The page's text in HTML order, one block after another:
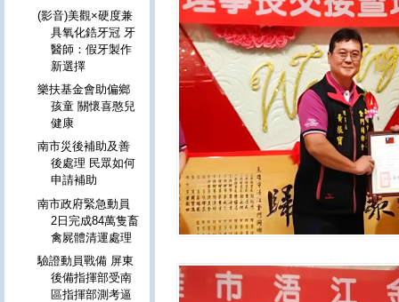
(影音)美觀×硬度兼
具氧化鋯牙冠 牙
醫師：假牙製作
新選擇
樂扶基金會助偏鄉
孩童 關懷喜憨兒
健康
南市災後補助及善
後處理 民眾如何
申請補助
南市政府緊急動員
2日完成84萬隻畜
禽屍體清運處理
驗證動員戰備 屏東
後備指揮部受南
區指揮部測考逼